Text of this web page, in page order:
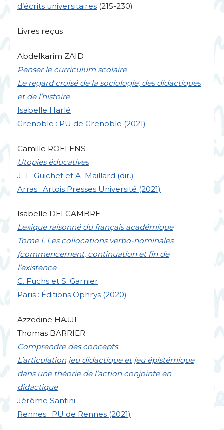
d’écrits universitaires (215-230)
Livres reçus
Abdelkarim ZAID
Penser le curriculum scolaire
Le regard croisé de la sociologie, des didactiques
et de l’histoire
Isabelle Harlé
Grenoble : PU de Grenoble (2021)
Camille ROELENS
Utopies éducatives
J.-L. Guichet et A. Maillard (dir.)
Arras : Artois Presses Université (2021)
Isabelle DELCAMBRE
Lexique raisonné du français académique
Tome I. Les collocations verbo-nominales
(commencement, continuation et fin de
l’existence
C. Fuchs et S. Garnier
Paris : Éditions Ophrys (2020)
Azzedine HAJJI
Thomas BARRIER
Comprendre des concepts
L’articulation jeu didactique et jeu épistémique
dans une théorie de l’action conjointe en
didactique
Jérôme Santini
Rennes : PU de Rennes (2021)